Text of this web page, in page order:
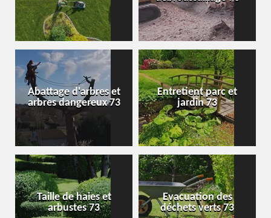
Abattage d'arbres et
arbres dangereux 73
Entretient parc et
jardin 73
Taille de haies et
arbustes 73
Evacuation des
déchets verts 73